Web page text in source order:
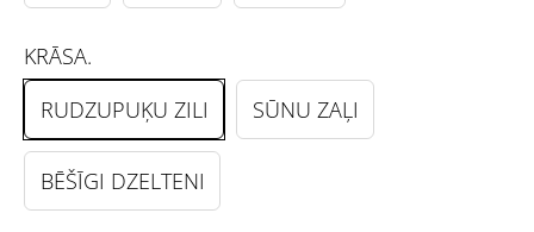
KRĀSA.
RUDZUPUĶU ZILI
SŪNU ZAĻI
BĒŠĪGI DZELTENI